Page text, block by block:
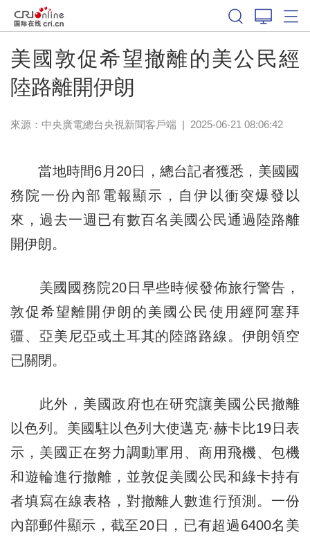
美國敦促希望撤離的美公民經
陸路離開伊朗
來源： 中央廣電總台央視新聞客戶端 | 2025-06-21 08:06:42
當地時間6月20日，總台記者獲悉，美國國
務院一份內部電報顯示，自伊以衝突爆發以
來，過去一週已有數百名美國公民通過陸路離
開伊朗。
美國國務院20日早些時候發佈旅行警告，
敦促希望離開伊朗的美國公民使用經阿塞拜
疆、亞美尼亞或土耳其的陸路路線。伊朗領空
已關閉。
此外，美國政府也在研究讓美國公民撤離
以色列。美國駐以色列大使邁克·赫卡比19日表
示，美國正在努力調動軍用、商用飛機、包機
和遊輪進行撤離，並敦促美國公民和綠卡持有
者填寫在線表格，對撤離人數進行預測。一份
內部郵件顯示，截至20日，已有超過6400名美